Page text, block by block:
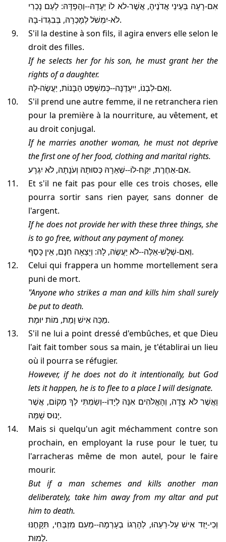
אִם-רָעָה בְּעֵינֵי אֲדֹנֶיהָ, אֲשֶׁר-לא לוֹ יְעָדָהּ--וְהֶפְדָּהּ: לְעַם נָכְרִי
לֹא-יִמְשֹׁל לְמָכְרָהּ, בְּבִגְדוֹ-בָהּ.
S'il la destine à son fils, il agira envers elle selon le
droit des filles.
If he selects her for his son, he must grant her the
rights of a daughter.
וְאִם-לִבְנוֹ, יִיעָדֶנָּה--כְּמִשְׁפַּט הַבָּנוֹת, יַעֲשֶׂה-לָּהּ.
S'il prend une autre femme, il ne retranchera rien
pour la première à la nourriture, au vêtement, et
au droit conjugal.
If he marries another woman, he must not deprive
the first one of her food, clothing and marital rights.
אִם-אַחֶרֶת, יִקַּח-לוֹ--שְׁאֵרָהּ כְּסוּתָהּ וְעֹנָתָהּ, לֹא יִגְרָע.
Et s'il ne fait pas pour elle ces trois choses, elle
pourra sortir sans rien payer, sans donner de
l'argent.
If he does not provide her with these three things, she
is to go free, without any payment of money.
וְאִם-שְׁלָשׁ-אֵלֶּה--לֹא יַעֲשֶׂה, לָהּ: וְיָצְאָה חִנָּם, אֵין כָּסֶף.
Celui qui frappera un homme mortellement sera
puni de mort.
"Anyone who strikes a man and kills him shall surely
be put to death.
מַכֵּה אִישׁ וָמֵת, מוֹת יוּמָת.
S'il ne lui a point dressé d'embûches, et que Dieu
l'ait fait tomber sous sa main, je t'établirai un lieu
où il pourra se réfugier.
However, if he does not do it intentionally, but God
lets it happen, he is to flee to a place I will designate.
וַאֲשֶׁר לֹא צָדָה, וְהָאֱלֹהִים אִנָּה לְיָדוֹ--וְשַׂמְתִּי לְךָ מָקוֹם, אֲשֶׁר
יָנוּס שָׁמָּה.
Mais si quelqu'un agit méchamment contre son
prochain, en employant la ruse pour le tuer, tu
l'arracheras même de mon autel, pour le faire
mourir.
But if a man schemes and kills another man
deliberately, take him away from my altar and put
him to death.
וְכִי-יָזִד אִישׁ עַל-רֵעֵהוּ, לְהָרְגוֹ בְעָרְמָה--מֵעִם מִזְבְּחִי, תִּקָּחֶנּוּ
לָמוּת.